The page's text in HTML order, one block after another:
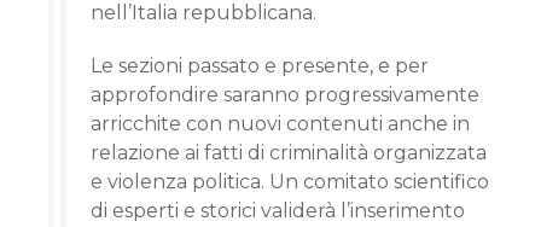
nell’Italia repubblicana.
Le sezioni passato e presente, e per
approfondire saranno progressivamente
arricchite con nuovi contenuti anche in
relazione ai fatti di criminalità organizzata
e violenza politica. Un comitato scientifico
di esperti e storici validerà l’inserimento